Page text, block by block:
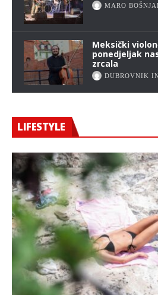
MARO
Meksički
ponedjeljak
zrcala
DUBROVNIK
LIFESTYLE